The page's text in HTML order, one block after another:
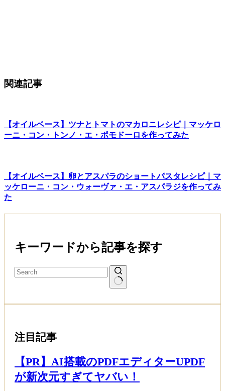
関連記事
【オイルベース】ツナとトマトのマカロニレシピ｜マッケロ
ーニ・コン・トンノ・エ・ポモドーロを作ってみた
【オイルベース】卵とアスパラのショートパスタレシピ｜マ
ッケローニ・コン・ウォーヴァ・エ・アスパラジを作ってみ
た
キーワードから記事を探す
注目記事
【PR】AI搭載のPDFエディターUPDF
が新次元すぎてヤバい！